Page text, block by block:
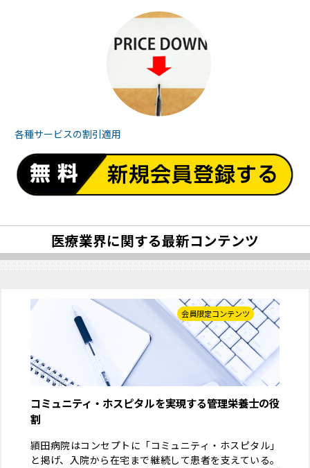
各種サービスの割引適用
医療業界に関する最新コンテンツ
会員限定コンテンツ
コミュニティ・ホスピタルを実現する管理栄養士の役
割
頴田病院はコンセプトに「コミュニティ・ホスピタル」
と掲げ、入院から在宅まで継続して患者を支えている。